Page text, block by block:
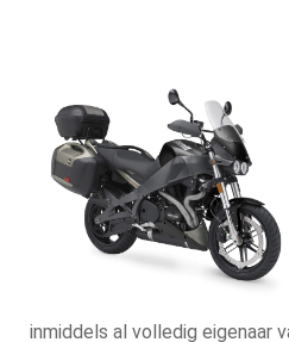
inmiddels al volledig eigenaar